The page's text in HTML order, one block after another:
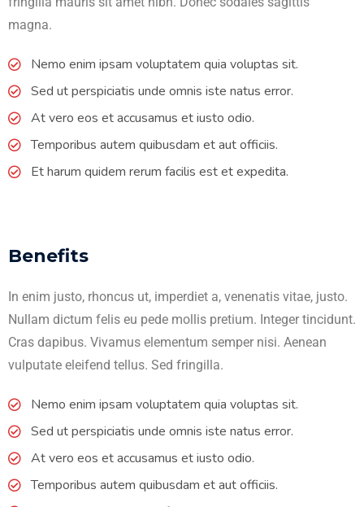
magna.
Nemo enim ipsam voluptatem quia voluptas sit.
Sed ut perspiciatis unde omnis iste natus error.
At vero eos et accusamus et iusto odio.
Temporibus autem quibusdam et aut officiis.
Et harum quidem rerum facilis est et expedita.
Benefits
In enim justo, rhoncus ut, imperdiet a, venenatis vitae, justo.
Nullam dictum felis eu pede mollis pretium. Integer tincidunt.
Cras dapibus. Vivamus elementum semper nisi. Aenean
vulputate eleifend tellus. Sed fringilla.
Nemo enim ipsam voluptatem quia voluptas sit.
Sed ut perspiciatis unde omnis iste natus error.
At vero eos et accusamus et iusto odio.
Temporibus autem quibusdam et aut officiis.